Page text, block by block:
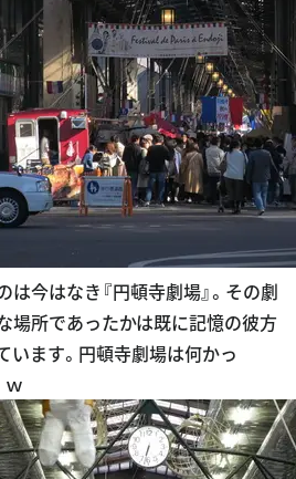
は今はなき『円頓寺劇場』。その劇
場所であったかは既に記憶の彼方
います。円頓寺劇場は何かっ